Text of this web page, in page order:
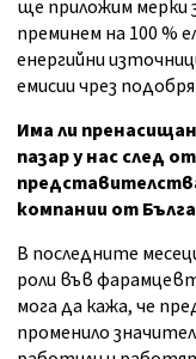
ще приложим мерки
преминем на 100 %
енергийни
емисии чрез
Има ли
пазар у нас след
компании от
В последните
роли във
мога да кажа, че
променило